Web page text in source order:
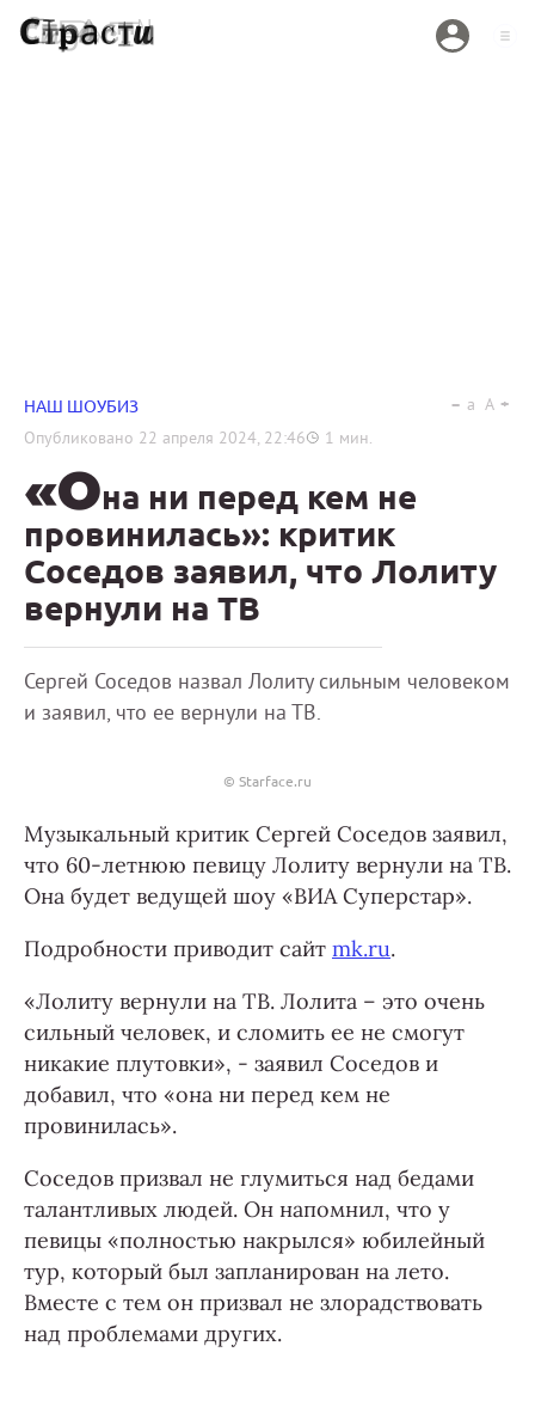
НАШ ШОУБИЗ
Опубликовано 22 апреля 2024, 22:46 1 мин.
a A
«Она ни перед кем не
провинилась»: критик
Соседов заявил, что Лолиту
вернули на ТВ
Сергей Соседов назвал Лолиту сильным человеком
и заявил, что ее вернули на ТВ.
© Starface.ru
Музыкальный критик Сергей Соседов заявил,
что 60-летнюю певицу Лолиту вернули на ТВ.
Она будет ведущей шоу «ВИА Суперстар».
Подробности приводит сайт mk.ru.
«Лолиту вернули на ТВ. Лолита – это очень
сильный человек, и сломить ее не смогут
никакие плутовки», - заявил Соседов и
добавил, что «она ни перед кем не
провинилась».
Соседов призвал не глумиться над бедами
талантливых людей. Он напомнил, что у
певицы «полностью накрылся» юбилейный
тур, который был запланирован на лето.
Вместе с тем он призвал не злорадствовать
над проблемами других.